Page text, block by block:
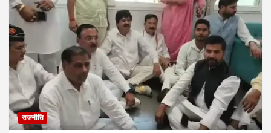
राजनीति